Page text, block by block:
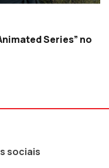
Series” no
sociais